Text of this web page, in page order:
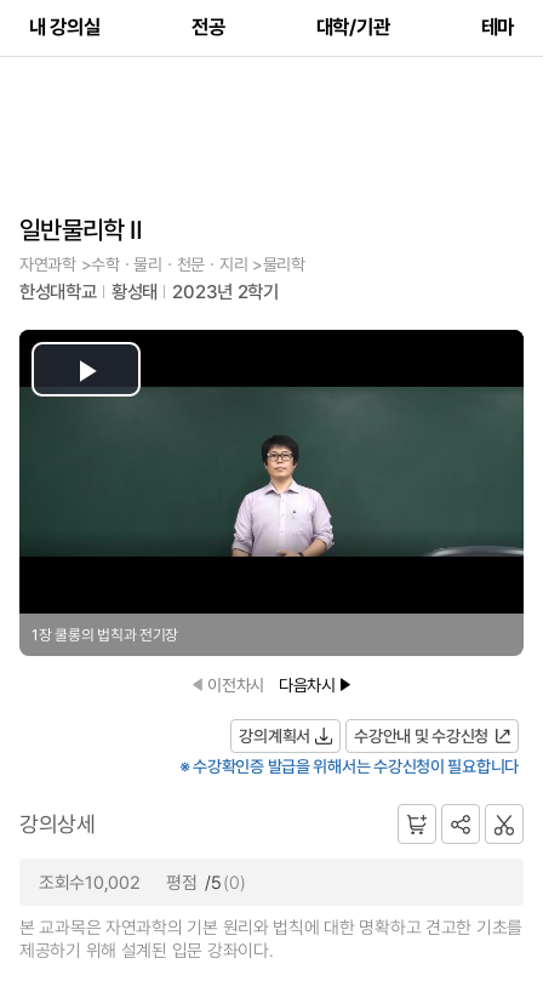
내 강의실 전공 대학/기관 테마
일반물리학 Ⅱ
자연과학 >수학ㆍ물리ㆍ천문ㆍ지리 >물리학
한성대학교 황성태 2023년 2학기
Play
1장 쿨롱의 법칙과 전기장
이전차시 다음차시
강의계획서
수강안내 및 수강신청
※ 수강확인증 발급을 위해서는 수강신청이 필요합니다
강의상세
조회수10,002 평점 /5(0)
본 교과목은 자연과학의 기본 원리와 법칙에 대한 명확하고 견고한 기초를
제공하기 위해 설계된 입문 강좌이다.